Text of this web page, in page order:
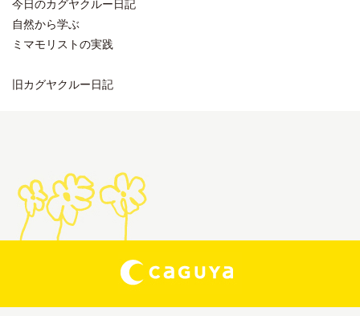
今日のカグヤクルー日記
自然から学ぶ
ミマモリストの実践
旧カグヤクルー日記